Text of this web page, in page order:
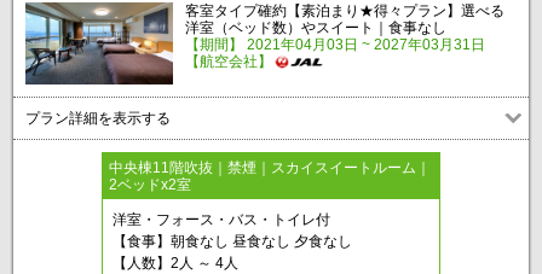
客室タイプ確約【素泊まり★得々プラン】選べる
洋室（ベッド数）やスイート｜食事なし
【期間】 2021年04月03日 ~ 2027年03月31日
【航空会社】
プラン詳細を表示する
中央棟11階吹抜｜禁煙｜スカイスイートルーム｜
2ベッドx2室
洋室・フォース・バス・トイレ付
【食事】朝食なし 昼食なし 夕食なし
【人数】2人 ～ 4人